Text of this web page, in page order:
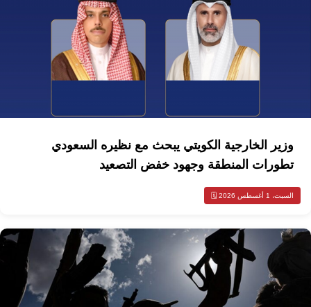
وزير الخارجية الكويتي يبحث مع نظيره السعودي
تطورات المنطقة وجهود خفض التصعيد
السبت، 1 أغسطس 2026 🗓️